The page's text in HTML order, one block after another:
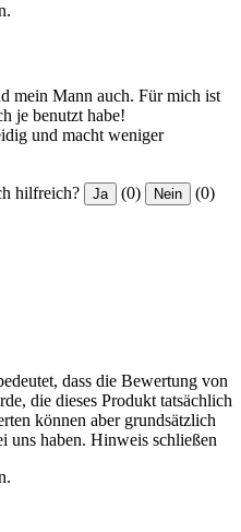
mein Mann auch. Für mich ist
je benutzt habe!
und macht weniger
hilfreich? Ja (0) Nein (0)
dass die Bewertung von
die dieses Produkt tatsächlich
können aber grundsätzlich
uns haben. Hinweis schließen